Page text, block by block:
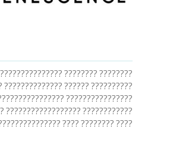
???????? ?????? ??????????
?????????????? ???? ??????????
?????????????? ?????? ??????
???????????? ????????
???????????? ???? ??????????.